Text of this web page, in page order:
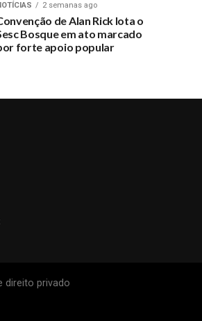
2 semanas ago
de Alan Rick lota o
Bosque em ato marcado
forte apoio popular
direito privado